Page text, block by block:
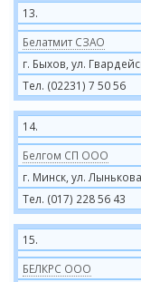
13.
Белатмит СЗАО
г. Быхов, ул.
Тел. (02231) 7 50 56
14.
Белгом СП ООО
г. Минск, ул.
Тел. (017) 228 56 43
15.
БЕЛКРС ООО